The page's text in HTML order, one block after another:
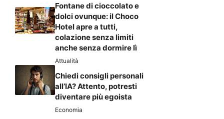
Fontane di cioccolato e
dolci ovunque: il Choco
Hotel apre a tutti,
colazione senza limiti
anche senza dormire lì
Attualità
Chiedi consigli personali
all’IA? Attento, potresti
diventare più egoista
Economia